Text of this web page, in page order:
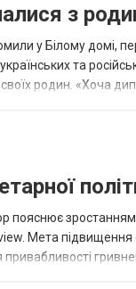
з
у Білому домі,
та
родин. «Хоча
пояснює
Мета підвищення